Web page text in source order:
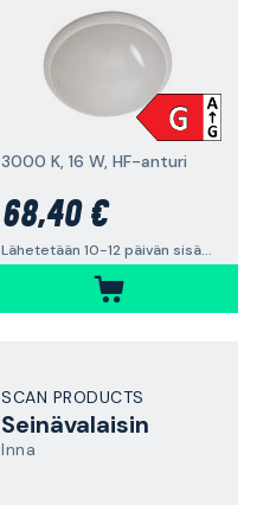
3000 K, 16 W, HF-anturi
68,40 €
Lähetetään 10-12 päivän sisällä
SCAN PRODUCTS
Seinävalaisin
Inna